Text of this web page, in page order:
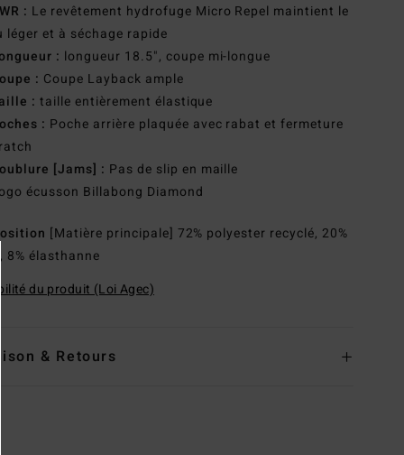
: Le revêtement hydrofuge Micro Repel maintient le
léger et à séchage rapide
: longueur 18.5", coupe mi-longue
: Coupe Layback ample
:taille entièrement élastique
: Poche arrière plaquée avec rabat et fermeture
[Jams] : Pas de slip en maille
écusson Billabong Diamond
[Matière principale] 72% polyester recyclé, 20%
8% élasthanne
du produit (Loi Agec)
& Retours